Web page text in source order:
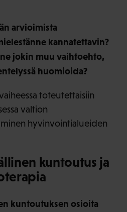
arvioimista
kannatettavin?
jokin muu vaihtoehto,
huomioida?
toteutettaisiin
valtion
hyvinvointialueiden
kuntoutus ja
kuntoutuksen osioita